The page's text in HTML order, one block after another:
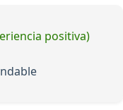
positiva)